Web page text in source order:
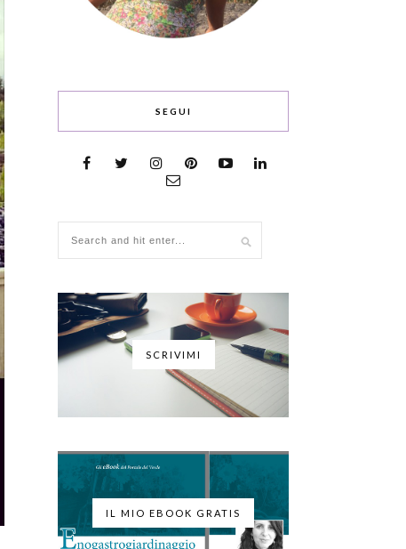
SEGUI
SCRIVIMI
IL MIO EBOOK GRATIS